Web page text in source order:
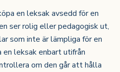
en leksak avsedd för en
ser rolig eller pedagogisk ut,
som inte är lämpliga för en
leksak enbart utifrån
om den går att hålla